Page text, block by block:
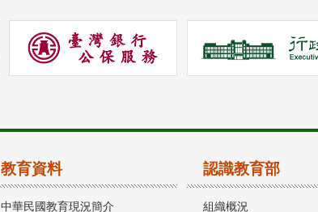
教育資料
中華民國教育現況簡介
認識教育部
組織概況